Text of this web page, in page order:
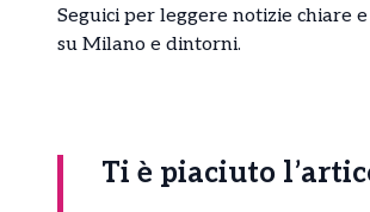
Seguici per leggere notizie chiare
su Milano e dintorni.
Ti è piaciuto